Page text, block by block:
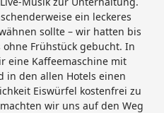
ein leckeres
sollte – wir hatten bis
Frühstück gebucht. In
eine Kaffeemaschine mit
in den allen Hotels einen
Eiswürfel kostenfrei zu
wir uns auf den Weg